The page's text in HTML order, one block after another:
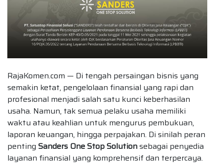
RajaKomen.com — Di tengah persaingan bisnis yang
semakin ketat, pengelolaan finansial yang rapi dan
profesional menjadi salah satu kunci keberhasilan
usaha. Namun, tak semua pelaku usaha memiliki
waktu atau keahlian untuk mengurus pembukuan,
laporan keuangan, hingga perpajakan. Di sinilah peran
penting Sanders One Stop Solutionsebagai penyedia
layanan finansial yang komprehensif dan terpercaya.